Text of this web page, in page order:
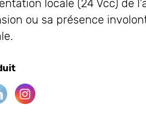
locale (24 Vcc) de
ou sa présence